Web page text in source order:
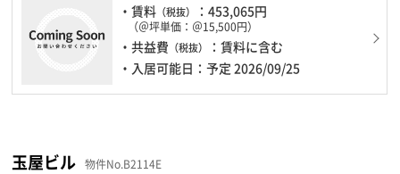
・賃料 （税抜） ：453,065円
（＠坪単価：＠15,500円）
・共益費 （税抜）
：賃料に含む
・入居可能日：予定 2026/09/25
玉屋ビル 物件No.B2114E